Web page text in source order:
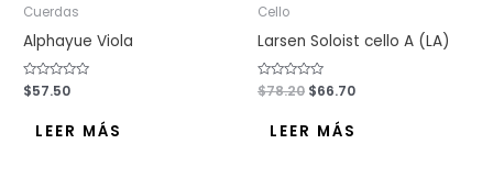
Cuerdas
Alphayue Viola
Valorado
con
$57.50
LEER MÁS
Cello
Larsen Soloist cello A (LA)
Valorado
con
$78.20 $66.70
LEER MÁS